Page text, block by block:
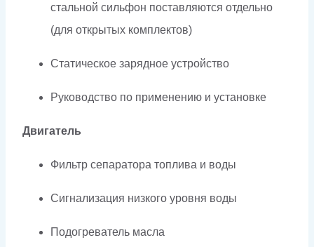
стальной сильфон поставляются отдельно
(для открытых комплектов)
Статическое зарядное устройство
Руководство по применению и установке
Двигатель
Фильтр сепаратора топлива и воды
Сигнализация низкого уровня воды
Подогреватель масла